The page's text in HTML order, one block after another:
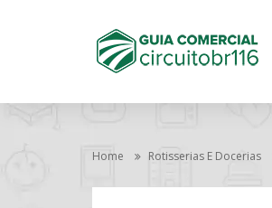
Home Rotisserias E Docerias